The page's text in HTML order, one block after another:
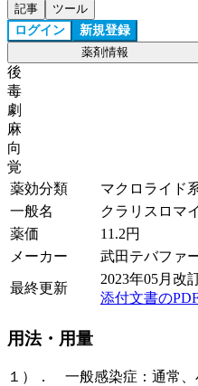
記事 ツール
ログイン 新規登録
薬剤情報
後
毒
劇
麻
向
覚
薬効分類
マクロライド
一般名
クラリスロマ
薬価
11.2円
メーカー
武田テバファ
最終更新
2023年05月改
添付文書の
用法・用量
１）． 一般感染症：通常、